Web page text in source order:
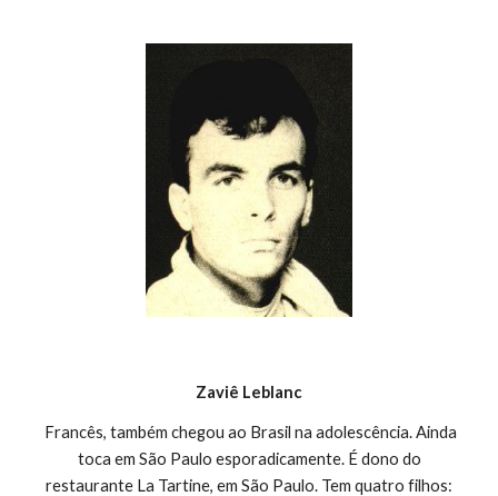
Zaviê Leblanc
Francês, também chegou ao Brasil na adolescência. Ainda
toca em São Paulo esporadicamente. É dono do
restaurante La Tartine, em São Paulo. Tem quatro filhos: